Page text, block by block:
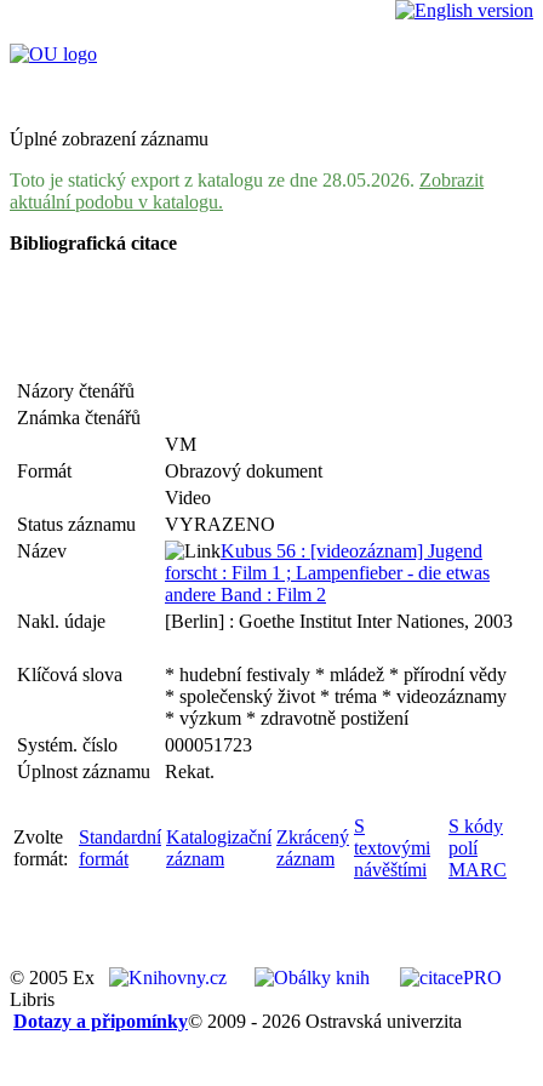
Úplné zobrazení záznamu
Toto je statický export z katalogu ze dne 28.05.2026. Zobrazit
aktuální podobu v katalogu.
Bibliografická citace
Názory čtenářů
Známka čtenářů
VM
Formát
Obrazový dokument
Video
Status záznamu
VYRAZENO
Název
Kubus 56 : [videozáznam] Jugend
forscht : Film 1 ; Lampenfieber - die etwas
andere Band : Film 2
Nakl. údaje
[Berlin] : Goethe Institut Inter Nationes, 2003
Klíčová slova
* hudební festivaly * mládež * přírodní vědy
* společenský život * tréma * videozáznamy
* výzkum * zdravotně postižení
Systém. číslo
000051723
Úplnost záznamu
Rekat.
Zvolte
formát:
Standardní
formát
Katalogizační
záznam
Zkrácený
záznam
S
textovými
návěštími
S kódy
polí
MARC
© 2005 Ex
Libris
© 2009 - 2026 Ostravská univerzita
Dotazy a připomínky